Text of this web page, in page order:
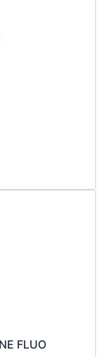
FLUO